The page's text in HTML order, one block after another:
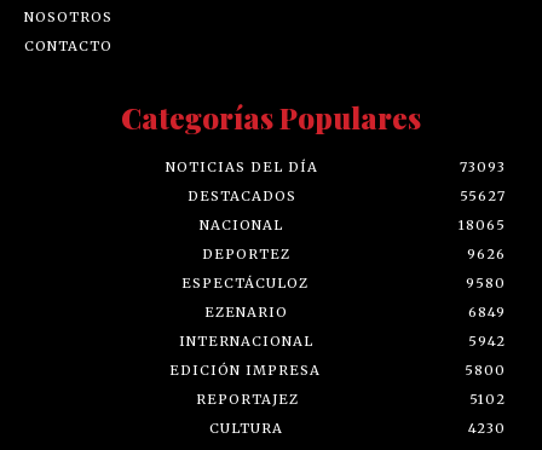
NOSOTROS
CONTACTO
Categorías Populares
NOTICIAS DEL DÍA
73093
DESTACADOS
55627
NACIONAL
18065
DEPORTEZ
9626
ESPECTÁCULOZ
9580
EZENARIO
6849
INTERNACIONAL
5942
EDICIÓN IMPRESA
5800
REPORTAJEZ
5102
CULTURA
4230